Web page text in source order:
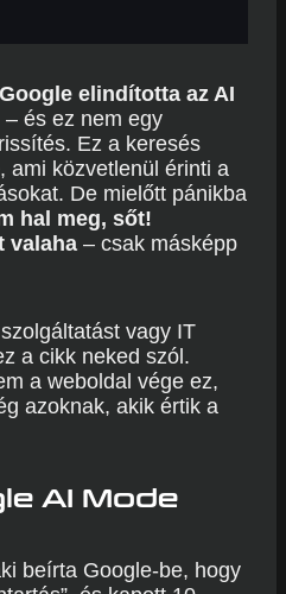
elindította az AI
– és ez nem egy
Ez a keresés
ami közvetlenül érinti a
De mielőtt pánikba
hal meg, sőt!
valaha – csak másképp
vagy IT
a cikk neked szól.
a weboldal vége ez,
azoknak, akik értik a
AI Mode
beírta Google-be, hogy